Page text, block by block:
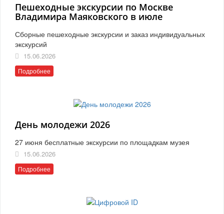
Пешеходные экскурсии по Москве
Владимира Маяковского в июле
Сборные пешеходные экскурсии и заказ индивидуальных
экскурсий
15.06.2026
Подробнее
День молодежи 2026
27 июня бесплатные экскурсии по площадкам музея
15.06.2026
Подробнее